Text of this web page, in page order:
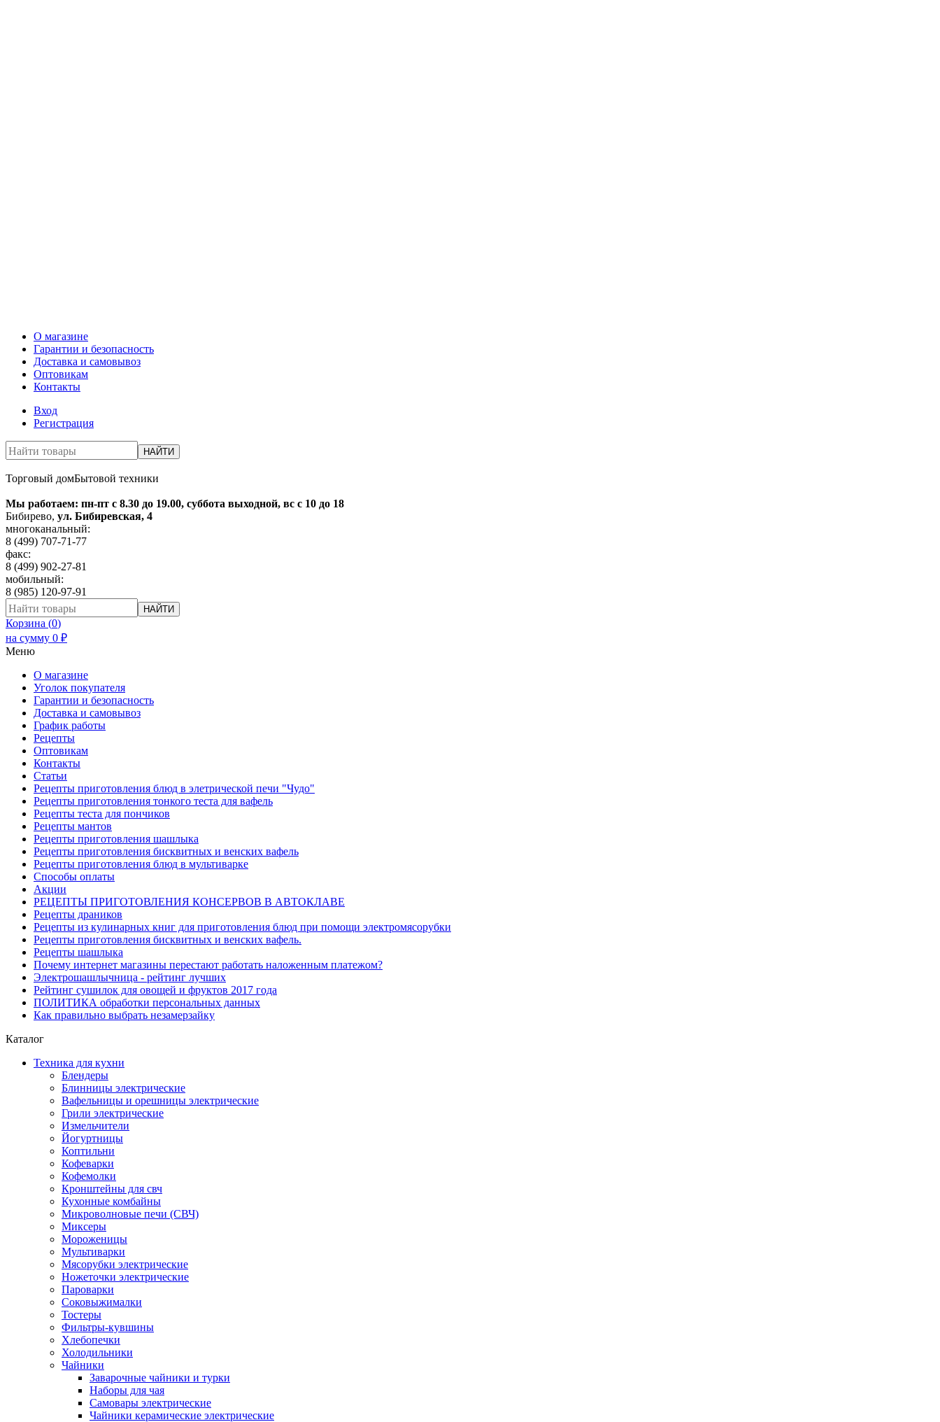
О магазине
Гарантии и безопасность
Доставка и самовывоз
Оптовикам
Контакты
Вход
Регистрация
НАЙТИ
Торговый домБытовой техники
Мы работаем: пн-пт с 8.30 до 19.00, суббота выходной, вс с 10 до 18
Бибирево, ул. Бибиревская, 4
многоканальный:
8 (499) 707-71-77
факс:
8 (499) 902-27-81
мобильный:
8 (985) 120-97-91
НАЙТИ
Корзина (0)
на сумму 0 ₽
Меню
О магазине
Уголок покупателя
Гарантии и безопасность
Доставка и самовывоз
График работы
Рецепты
Оптовикам
Контакты
Статьи
Рецепты приготовления блюд в элетрической печи "Чудо"
Рецепты приготовления тонкого теста для вафель
Рецепты теста для пончиков
Рецепты мантов
Рецепты приготовления шашлыка
Рецепты приготовления бисквитных и венских вафель
Рецепты приготовления блюд в мультиварке
Способы оплаты
Акции
РЕЦЕПТЫ ПРИГОТОВЛЕНИЯ КОНСЕРВОВ В АВТОКЛАВЕ
Рецепты драников
Рецепты из кулинарных книг для приготовления блюд при помощи электромясорубки
Рецепты приготовления бисквитных и венских вафель.
Рецепты шашлыка
Почему интернет магазины перестают работать наложенным платежом?
Электрошашлычница - рейтинг лучших
Рейтинг сушилок для овощей и фруктов 2017 года
ПОЛИТИКА обработки персональных данных
Как правильно выбрать незамерзайку
Каталог
Техника для кухни
Блендеры
Блинницы электрические
Вафельницы и орешницы электрические
Грили электрические
Измельчители
Йогуртницы
Коптильни
Кофеварки
Кофемолки
Кронштейны для свч
Кухонные комбайны
Микроволновые печи (СВЧ)
Миксеры
Мороженицы
Мультиварки
Мясорубки электрические
Ножеточки электрические
Пароварки
Соковыжималки
Тостеры
Фильтры-кувшины
Хлебопечки
Холодильники
Чайники
Заварочные чайники и турки
Наборы для чая
Самовары электрические
Чайники керамические электрические